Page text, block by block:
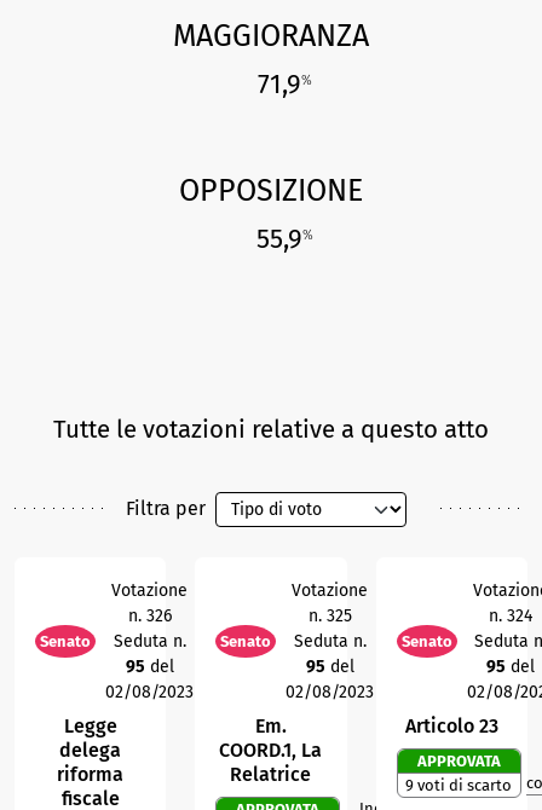
MAGGIORANZA
71,9%
OPPOSIZIONE
55,9%
Tutte le votazioni relative a questo atto
Filtra per
Senato
Votazione
n. 326
Seduta n.
95 del
02/08/2023
Legge
delega
riforma
fiscale
Senato
Votazione
n. 325
Seduta n.
95 del
02/08/2023
Em.
COORD.1, La
Relatrice
Senato
n. 324
Seduta
95 del
02/08/
Articolo 23
APPROVATA
9 voti di scarto